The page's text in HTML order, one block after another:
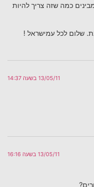
כמה שזה צריך להיות
לכל עמישראל !
13/05/11 בשעה 14:37
13/05/11 בשעה 16:16